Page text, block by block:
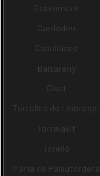
Sobremunt
Cardedeu
Capellades
Balsareny
Olost
Torrelles de Llobregat
Torrelavit
Torelló
Maria de Palautordera